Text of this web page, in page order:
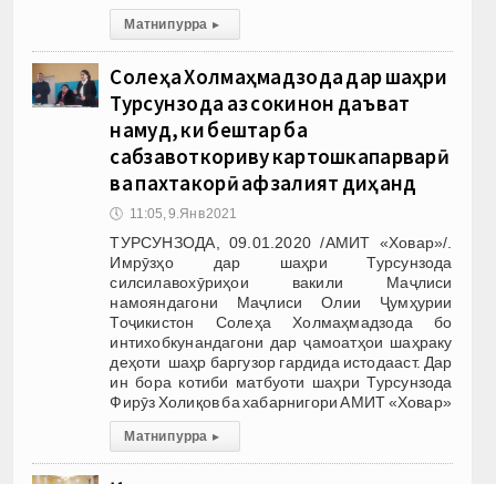
Матни пурра ▸
Солеҳа Холмаҳмадзода дар шаҳри
Турсунзода аз сокинон даъват
намуд, ки бештар ба
сабзавоткориву картошкапарварӣ
ва пахтакорӣ афзалият диҳанд
🕔 11:05, 9.Янв 2021
ТУРСУНЗОДА, 09.01.2020 /АМИТ «Ховар»/.
Имрӯзҳо дар шаҳри Турсунзода
силсилавохӯриҳои вакили Маҷлиси
намояндагони Маҷлиси Олии Ҷумҳурии
Тоҷикистон Солеҳа Холмаҳмадзода бо
интихобкунандагони дар ҷамоатҳои шаҳраку
деҳоти шаҳр баргузор гардида истодааст. Дар
ин бора котиби матбуоти шаҳри Турсунзода
Фирӯз Холиқов ба хабарнигори АМИТ «Ховар»
Матни пурра ▸